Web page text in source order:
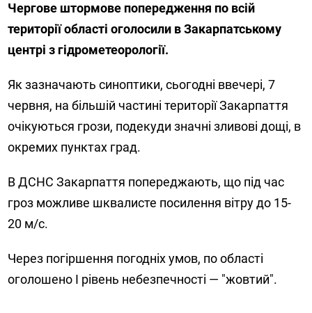
Чергове штормове попередження по всій
території області оголосили в Закарпатському
центрі з гідрометеорології.
Як зазначають синоптики, сьогодні ввечері, 7
червня, на більшій частині території Закарпаття
очікуються грози, подекуди значні зливові дощі, в
окремих пунктах град.
В ДСНС Закарпаття попереджають, що під час
гроз можливе шквалисте посилення вітру до 15-
20 м/с.
Через погіршення погодніх умов, по області
оголошено І рівень небезпечності — "жовтий".